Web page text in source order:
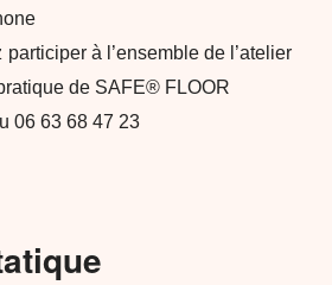
à l’ensemble de l’atelier
de SAFE® FLOOR
06 63 68 47 23